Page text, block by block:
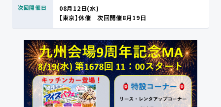
08月12日(水)
【東京】休催 次回開催8月19日